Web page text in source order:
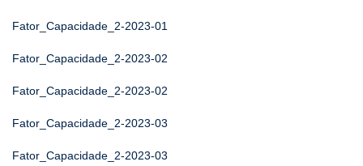
Fator_Capacidade_2-2023-01
Fator_Capacidade_2-2023-02
Fator_Capacidade_2-2023-02
Fator_Capacidade_2-2023-03
Fator_Capacidade_2-2023-03